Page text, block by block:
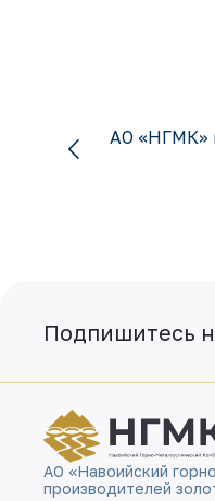
АО «НГМК»
Подпишитесь
АО «Навоийский
производителей